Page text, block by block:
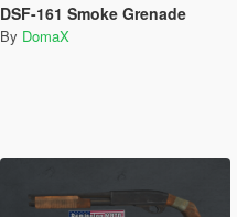
DSF-161 Smoke Grenade
By DomaX